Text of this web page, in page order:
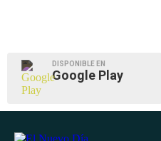
DISPONIBLE EN
Google Play